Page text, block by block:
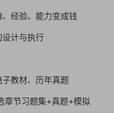
经验、能力变成钱
设计与执行
教材、历年真题
章节习题集+真题+模拟